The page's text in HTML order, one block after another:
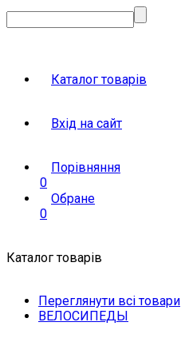
Каталог товарів
Вхід на сайт
Порівняння
0
Обране
0
Каталог товарів
Переглянути всі товари
ВЕЛОСИПЕДЫ